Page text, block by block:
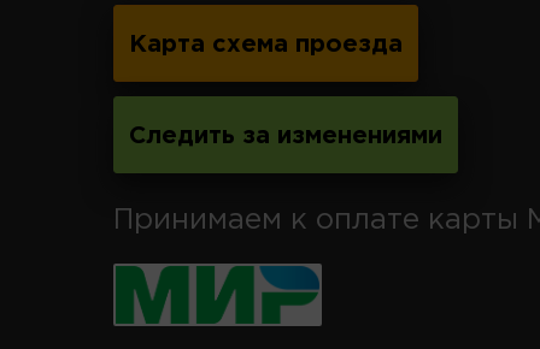
Карта схема проезда
Следить за изменениями
Принимаем к оплате карты